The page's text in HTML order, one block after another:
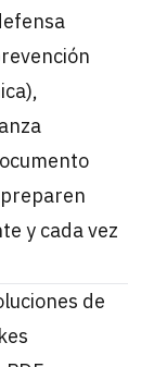
y cada vez
de